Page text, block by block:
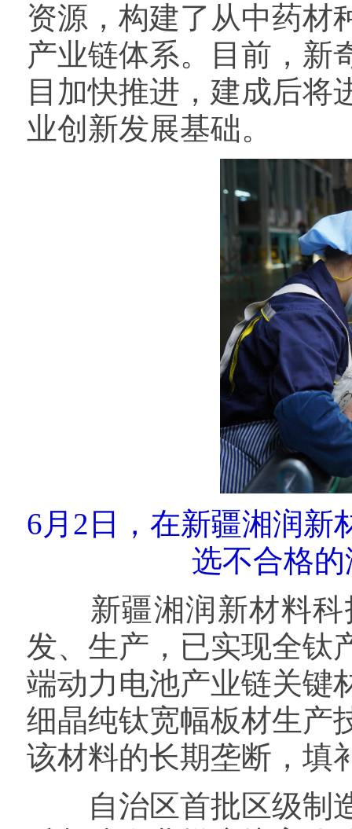
资源，构建了从中药材
产业链体系。目前，新
目加快推进，建成后将
业创新发展基础。
6月2日，在新疆湘润新
选不合格
新疆湘润新材料科
发、生产，已实现全钛
端动力电池产业链关键
细晶纯钛宽幅板材生产
该材料的长期垄断，填
自治区首批区级制造